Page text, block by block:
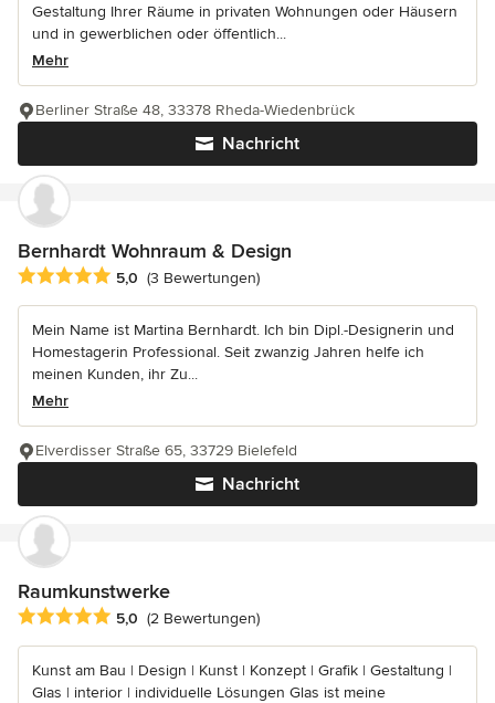
Gestaltung Ihrer Räume in privaten Wohnungen oder Häusern
und in gewerblichen oder öffentlich...
Mehr
Nachricht
Berliner Straße 48, 33378 Rheda-Wiedenbrück
Bernhardt Wohnraum & Design
Durchschnittliche Bewertung: 5 von 5 Sternen
5,0 (3 Bewertungen)
Mein Name ist Martina Bernhardt. Ich bin Dipl.-Designerin und
Homestagerin Professional. Seit zwanzig Jahren helfe ich
meinen Kunden, ihr Zu...
Mehr
Nachricht
Elverdisser Straße 65, 33729 Bielefeld
Raumkunstwerke
Durchschnittliche Bewertung: 5 von 5 Sternen
5,0 (2 Bewertungen)
Kunst am Bau | Design | Kunst | Konzept | Grafik | Gestaltung |
Glas | interior | individuelle Lösungen Glas ist meine